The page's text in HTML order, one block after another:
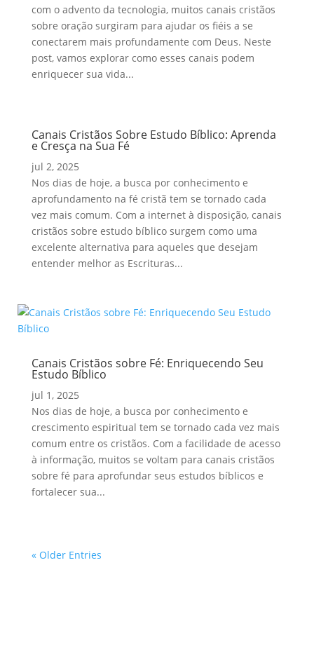
com o advento da tecnologia, muitos canais cristãos
sobre oração surgiram para ajudar os fiéis a se
conectarem mais profundamente com Deus. Neste
post, vamos explorar como esses canais podem
enriquecer sua vida...
Canais Cristãos Sobre Estudo Bíblico: Aprenda
e Cresça na Sua Fé
jul 2, 2025
Nos dias de hoje, a busca por conhecimento e
aprofundamento na fé cristã tem se tornado cada
vez mais comum. Com a internet à disposição, canais
cristãos sobre estudo bíblico surgem como uma
excelente alternativa para aqueles que desejam
entender melhor as Escrituras...
Canais Cristãos sobre Fé: Enriquecendo Seu
Estudo Bíblico
jul 1, 2025
Nos dias de hoje, a busca por conhecimento e
crescimento espiritual tem se tornado cada vez mais
comum entre os cristãos. Com a facilidade de acesso
à informação, muitos se voltam para canais cristãos
sobre fé para aprofundar seus estudos bíblicos e
fortalecer sua...
« Older Entries